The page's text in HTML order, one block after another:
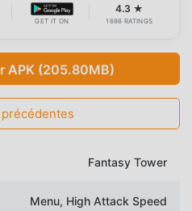
GET IT ON
4.3 ★
1698 RATINGS
APK (205.80MB)
Fantasy Tower
Menu, High Attack Speed